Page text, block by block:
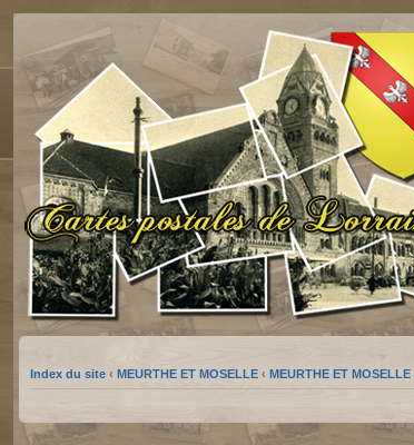
Index du site ‹ MEURTHE ET MOSELLE ‹ MEURTHE ET MOSELLE